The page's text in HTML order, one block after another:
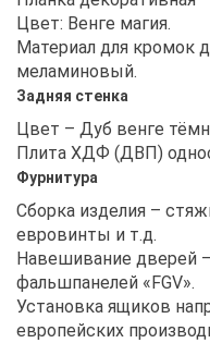
Цвет: Венге магия.
Материал для кромок
меламиновый.
Задняя стенка
Цвет – Дуб венге
Плита ХДФ (ДВП)
Фурнитура
Сборка изделия –
евровинты и т.д.
Навешивание дверей
фальшпанелей «FGV».
Установка ящиков
европейских